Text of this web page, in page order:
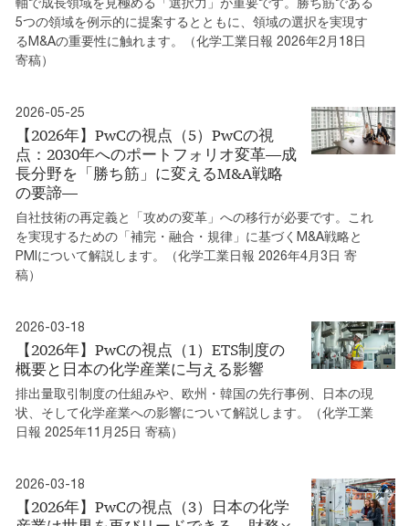
5つの領域を例示的に提案するとともに、領域の選択を実現す
るM&Aの重要性に触れます。（化学工業日報 2026年2月18日
寄稿）
2026-05-25
【2026年】PwCの視点（5）PwCの視
点：2030年へのポートフォリオ変革―成
長分野を「勝ち筋」に変えるM&A戦略
の要諦―
自社技術の再定義と「攻めの変革」への移行が必要です。これ
を実現するための「補完・融合・規律」に基づくM&A戦略と
PMIについて解説します。（化学工業日報 2026年4月3日 寄
稿）
2026-03-18
【2026年】PwCの視点（1）ETS制度の
概要と日本の化学産業に与える影響
排出量取引制度の仕組みや、欧州・韓国の先行事例、日本の現
状、そして化学産業への影響について解説します。（化学工業
日報 2025年11月25日 寄稿）
2026-03-18
【2026年】PwCの視点（3）日本の化学